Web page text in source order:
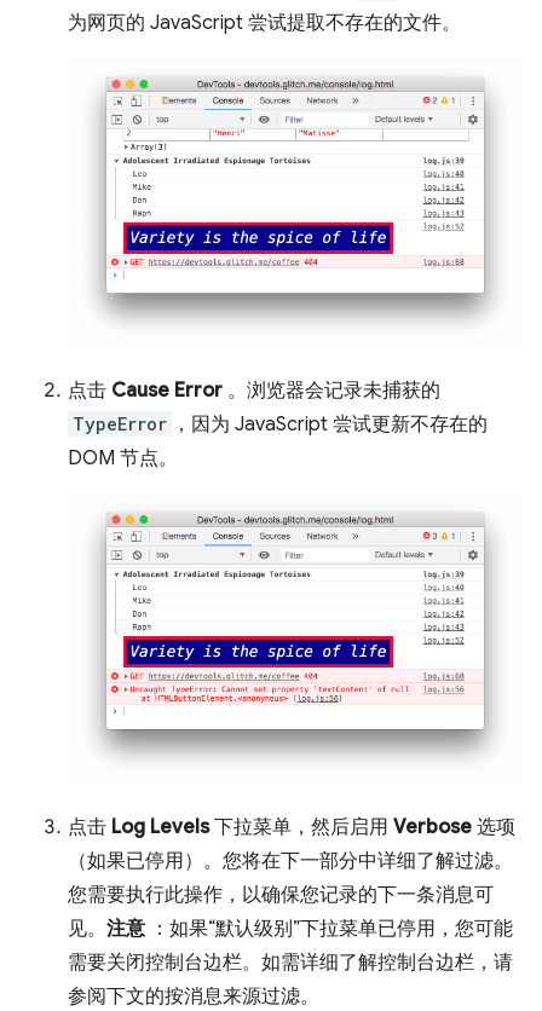
为网页的 JavaScript 尝试提取不存在的文件。
点击 Cause Error 。浏览器会记录未捕获的
TypeError ，因为 JavaScript 尝试更新不存在的
DOM 节点。
点击 Log Levels下拉菜单，然后启用 Verbose 选项
（如果已停用）。您将在下一部分中详细了解过滤。
您需要执行此操作，以确保您记录的下一条消息可
见。 注意 ：如果“默认级别”下拉菜单已停用，您可能
需要关闭控制台边栏。如需详细了解控制台边栏，请
参阅下文的按消息来源过滤。